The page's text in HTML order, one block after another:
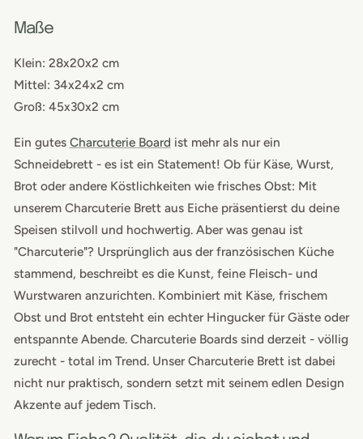
mit
Maße
Klein: 28x20x2 cm
Mittel: 34x24x2 cm
Groß: 45x30x2 cm
Ein gutes Charcuterie Board ist mehr als nur ein
Schneidebrett - es ist ein Statement! Ob für Käse, Wurst,
Brot oder andere Köstlichkeiten wie frisches Obst: Mit
unserem Charcuterie Brett aus Eiche präsentierst du deine
Speisen stilvoll und hochwertig. Aber was genau ist
"Charcuterie"? Ursprünglich aus der französischen Küche
stammend, beschreibt es die Kunst, feine Fleisch- und
Wurstwaren anzurichten. Kombiniert mit Käse, frischem
Obst und Brot entsteht ein echter Hingucker für Gäste oder
entspannte Abende. Charcuterie Boards sind derzeit - völlig
zurecht - total im Trend. Unser Charcuterie Brett ist dabei
nicht nur praktisch, sondern setzt mit seinem edlen Design
Akzente auf jedem Tisch.